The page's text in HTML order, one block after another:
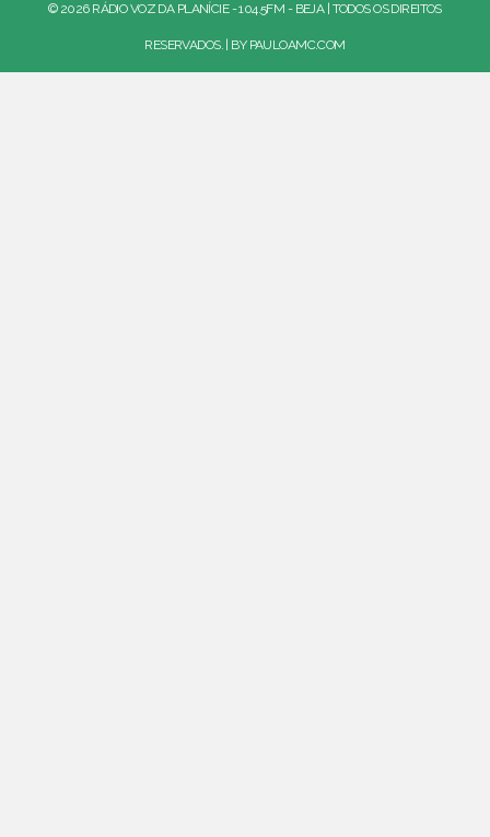
© 2026 RÁDIO VOZ DA PLANÍCIE - 104.5FM - BEJA | TODOS OS DIREITOS
RESERVADOS. | BY PAULOAMC.COM